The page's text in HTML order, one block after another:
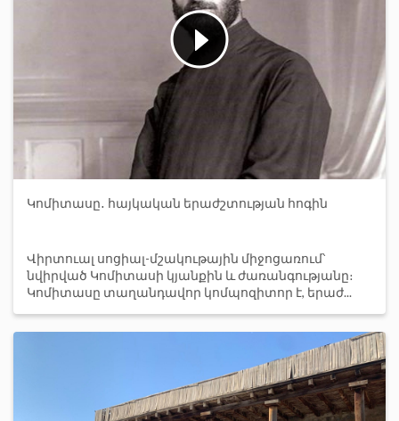
Կոմիտասը․ հայկական երաժշտության հոգին
Վիրտուալ սոցիալ-մշակութային միջոցառում՝
նվիրված Կոմիտասի կյանքին և ժառանգությանը։
Կոմիտասը տաղանդավոր կոմպոզիտոր է, երաժ...